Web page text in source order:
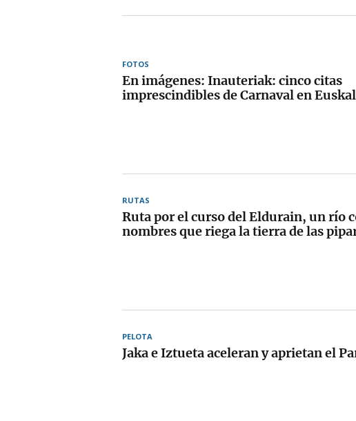
FOTOS
En imágenes: Inauteriak: cinco citas
imprescindibles de Carnaval en
RUTAS
Ruta por el curso del Eldurain, un río
nombres que riega la tierra de las
PELOTA
Jaka e Iztueta aceleran y aprietan el